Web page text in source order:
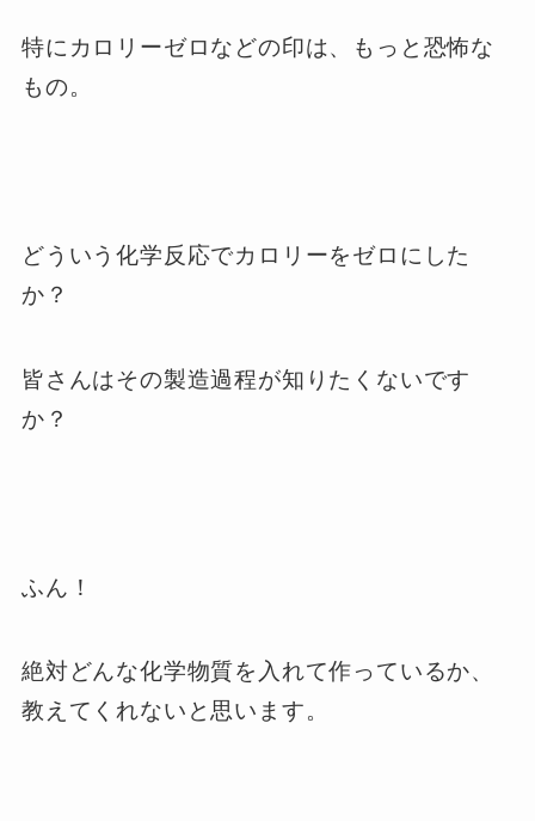
特にカロリーゼロなどの印は、もっと恐怖な
もの。
どういう化学反応でカロリーをゼロにした
か？
皆さんはその製造過程が知りたくないです
か？
ふん！
絶対どんな化学物質を入れて作っているか、
教えてくれないと思います。